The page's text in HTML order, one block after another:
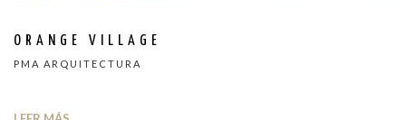
ORANGE VILLAGE
PMA ARQUITECTURA